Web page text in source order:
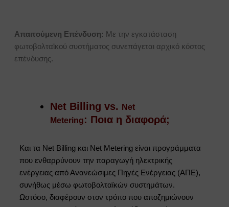
Απαιτούμενη Επένδυση: Με την εγκατάσταση
φωτοβολταϊκού συστήματος συνεπάγεται αρχικό κόστος
επένδυσης.
Net Billing vs.
Net
Metering: Ποια η διαφορά;
Και τα Net Billing και Net Metering είναι προγράμματα
που ενθαρρύνουν την παραγωγή ηλεκτρικής
ενέργειας από Ανανεώσιμες Πηγές Ενέργειας (ΑΠΕ),
συνήθως μέσω φωτοβολταϊκών συστημάτων.
Ωστόσο, διαφέρουν στον τρόπο που αποζημιώνουν